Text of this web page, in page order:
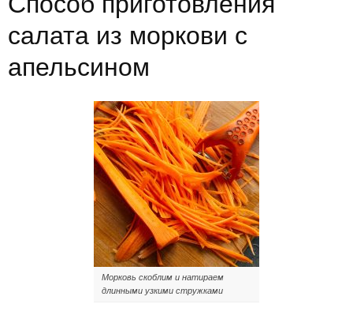
салата из моркови с
апельсином
Морковь скоблим и натираем
длинными узкими стружками